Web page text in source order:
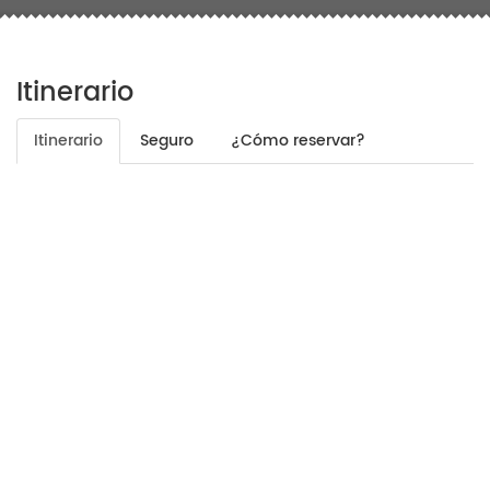
Itinerario
Itinerario Seguro ¿Cómo reservar?